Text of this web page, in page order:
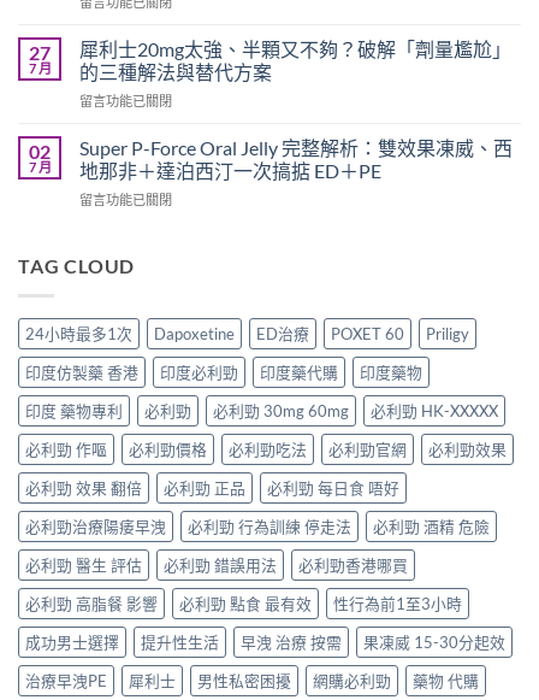
完
指
南：
港
性
必
讀
安
與
療
效
評
估〉
中
以
犀
利
士
一
吃
嗎？
師
解
用
條
件、
風
險
與
安
全
指
南〉
中
度
超
級
犀
士
全
析：
合
何
同
時
解
決
勃
起
功
能
障
礙
與
早
洩〉
中
27
7 月
犀利士20mg太強、半顆又不夠？破解「劑量尷尬」
的三種解法與替代方案
在
利
士
20mg
太
顆
夠？
破
解
「劑
量
尷
尬」
的
三
種
解
法
與
替
代
方
案〉
中
留言功能已關閉
02
7 月
Super P-Force Oral Jelly 完整解析：雙效果凍威、西
地那非＋達泊西汀一次搞掂 ED＋PE
在
Force
完
整
解
析：
雙
效
果
凍
威、
西
地
那
非
＋
達
泊
西
汀
一
留言功能已關閉
TAG CLOUD
24小時最多1次 Dapoxetine ED治療 POXET 60
Priligy
印度仿製藥 香港
印度必利勁 印度藥代購
印度藥物
印度 藥物專利
必利勁 必利勁 30mg 60mg
必利勁 HK-XXXXX
必利勁 作嘔
必利勁價格 必利勁吃法 必利勁官網
必利勁效果
必利勁 效果 翻倍
必利勁 正品
必利勁 每日食 唔好
必利勁治療陽痿早洩
必利勁 行為訓練 停走法
必利勁 酒精 危險
必利勁 醫生 評估
必利勁 錯誤用法
必利勁香港哪買
必利勁 高脂餐 影響
必利勁 點食 最有效
性行為前1至3小時
成功男士選擇
提升性生活 早洩 治療 按需
果凍威 15-30分起效
治療早洩PE
犀利士 男性私密困擾 網購必利勁
藥物 代購